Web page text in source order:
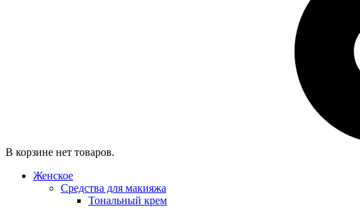
В корзине нет товаров.
Женское
Средства для макияжа
Тональный крем